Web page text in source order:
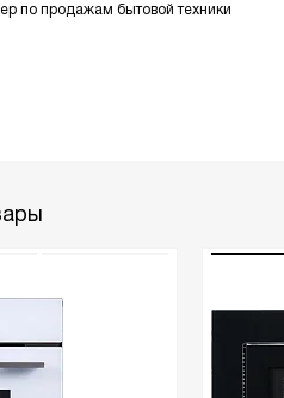
по продажам бытовой техники